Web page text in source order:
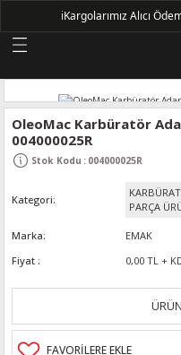
Geri
OleoMac Karbüratör
004000025R
Stok Kodu : 004000025R
Kategori
PARÇA
Marka
EMAK
Fiyat
0,00 TL +
ℹ️Kargolarımız Alıcı